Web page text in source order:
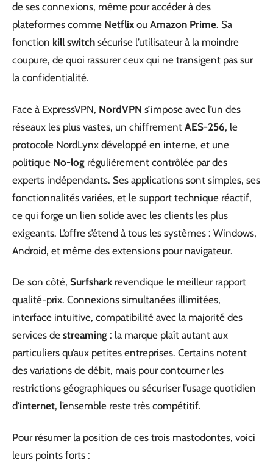
de ses connexions, même pour accéder à des
plateformes comme Netflix ou Amazon Prime. Sa
fonction kill switch sécurise l’utilisateur à la moindre
coupure, de quoi rassurer ceux qui ne transigent pas sur
la confidentialité.
Face à ExpressVPN, NordVPN s’impose avec l’un des
réseaux les plus vastes, un chiffrement AES-256, le
protocole NordLynx développé en interne, et une
politique No-log régulièrement contrôlée par des
experts indépendants. Ses applications sont simples, ses
fonctionnalités variées, et le support technique réactif,
ce qui forge un lien solide avec les clients les plus
exigeants. L’offre s’étend à tous les systèmes : Windows,
Android, et même des extensions pour navigateur.
De son côté, Surfshark revendique le meilleur rapport
qualité-prix. Connexions simultanées illimitées,
interface intuitive, compatibilité avec la majorité des
services de streaming : la marque plaît autant aux
particuliers qu’aux petites entreprises. Certains notent
des variations de débit, mais pour contourner les
restrictions géographiques ou sécuriser l’usage quotidien
d’internet, l’ensemble reste très compétitif.
Pour résumer la position de ces trois mastodontes, voici
leurs points forts :